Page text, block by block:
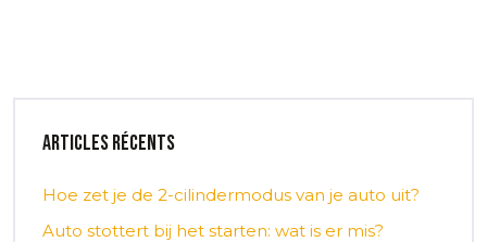
Articles récents
Hoe zet je de 2-cilindermodus van je auto uit?
Auto stottert bij het starten: wat is er mis?